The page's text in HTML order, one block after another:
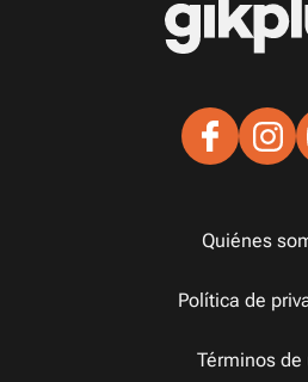
Quiénes
Política de
Términos de